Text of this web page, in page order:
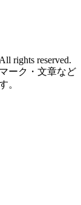
rights reserved.
ーク・文章など
。